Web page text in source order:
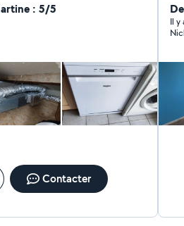
et bricolage! Je reste à
: 5/5
Contacter
et
Il y